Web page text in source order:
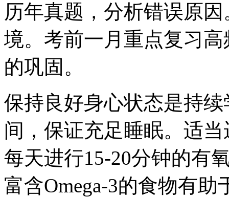
历年真题，分析错误原
境。考前一月重点复习
的巩固。
保持良好身心状态是持
间，保证充足睡眠。适
每天进行15-20分钟的有
富含Omega-3的食物有助